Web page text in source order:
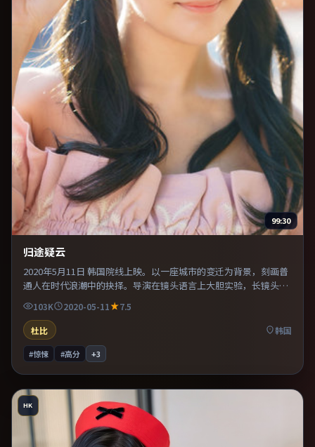
99:30
归途疑云
2020年5月11日 韩国院线上映。以一座城市的变迁为背景，刻画普
通人在时代浪潮中的抉择。导演在镜头语言上大胆实验，长镜头与
特写交替强化压迫感。推荐给偏爱群像戏与命运母题的影迷。
103K 2020-05-11
7.5
杜比
韩国
#惊悚 #高分 +3
HK